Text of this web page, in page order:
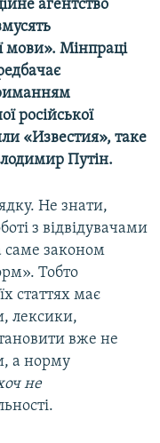
агентство
мови». Мінпраці
російської
«Известия», таке
Путін.
Не знати,
з відвідувачами
законом
Тобто
статтях має
лексики,
вже не
а норму
не